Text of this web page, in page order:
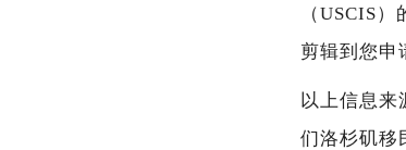
（USCIS
剪辑到您申
以上信息来
们洛杉矶移